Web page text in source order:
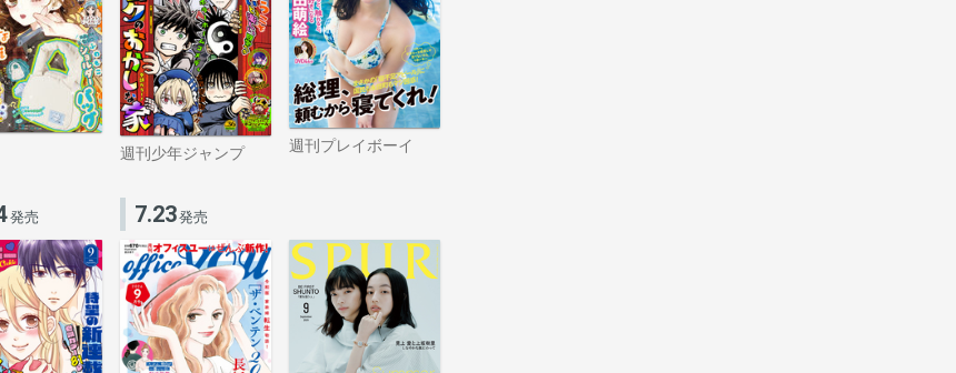
週刊少年ジャンプ 週刊プレイボーイ
発売 7.23発売